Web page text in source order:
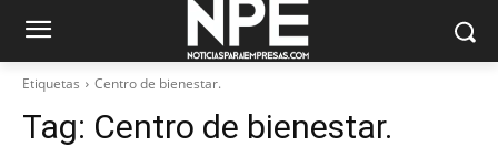
Etiquetas Centro de bienestar.
Tag: Centro de bienestar.